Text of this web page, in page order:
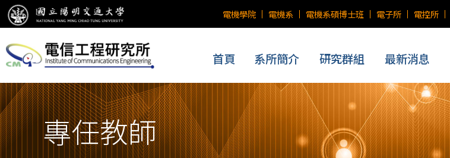
電機學院 電機系 電機系碩博士班 電子所 電控所
首頁 系所簡介 研究群組 最新消息
專任教師